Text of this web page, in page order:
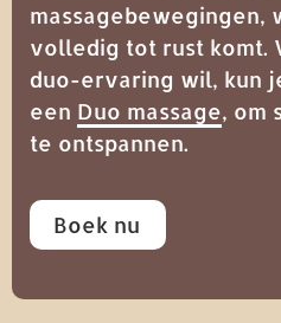
massagebewegingen,
volledig tot rust komt.
duo-ervaring wil, kun
een Duo massage, om
te ontspannen.
Boek nu